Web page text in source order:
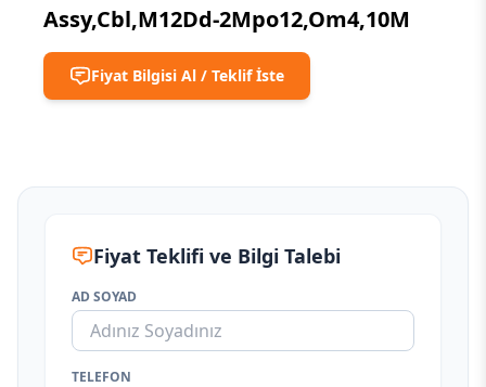
Assy,Cbl,M12Dd-2Mpo12,Om4,10M
Fiyat Bilgisi Al / Teklif İste
Fiyat Teklifi ve Bilgi Talebi
AD SOYAD
TELEFON